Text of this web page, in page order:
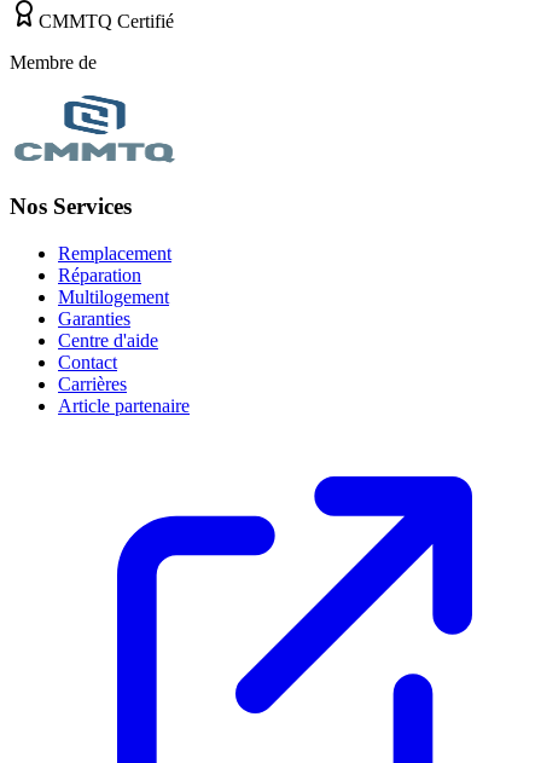
CMMTQ Certifié
Membre de
Nos Services
Remplacement
Réparation
Multilogement
Garanties
Centre d'aide
Contact
Carrières
Article partenaire